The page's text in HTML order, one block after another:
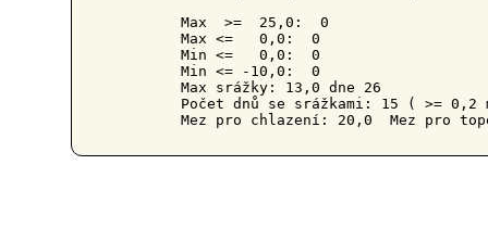
Max  >=  25,0:  0
Max <=   0,0:  0
Min <=   0,0:  0
Min <= -10,0:  0
Max srážky: 13,0 dne 26
Počet dnů se srážkami: 15 ( >= 0,2